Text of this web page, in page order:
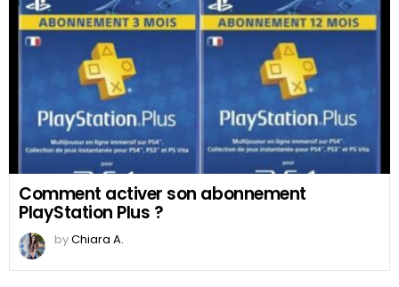
Comment activer son abonnement
PlayStation Plus ?
byChiara A.